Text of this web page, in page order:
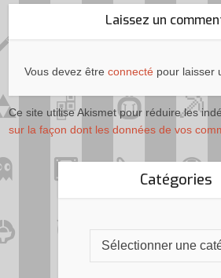
Laissez un
Vous devez êtreconnecté pour laisser
Ce site utilise Akismet pour réduire les
sur la façon dont les données de vos
Catégories